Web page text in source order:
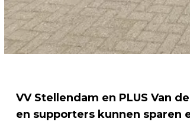
VV Stellendam en PLUS Van
en supporters kunnen sparen